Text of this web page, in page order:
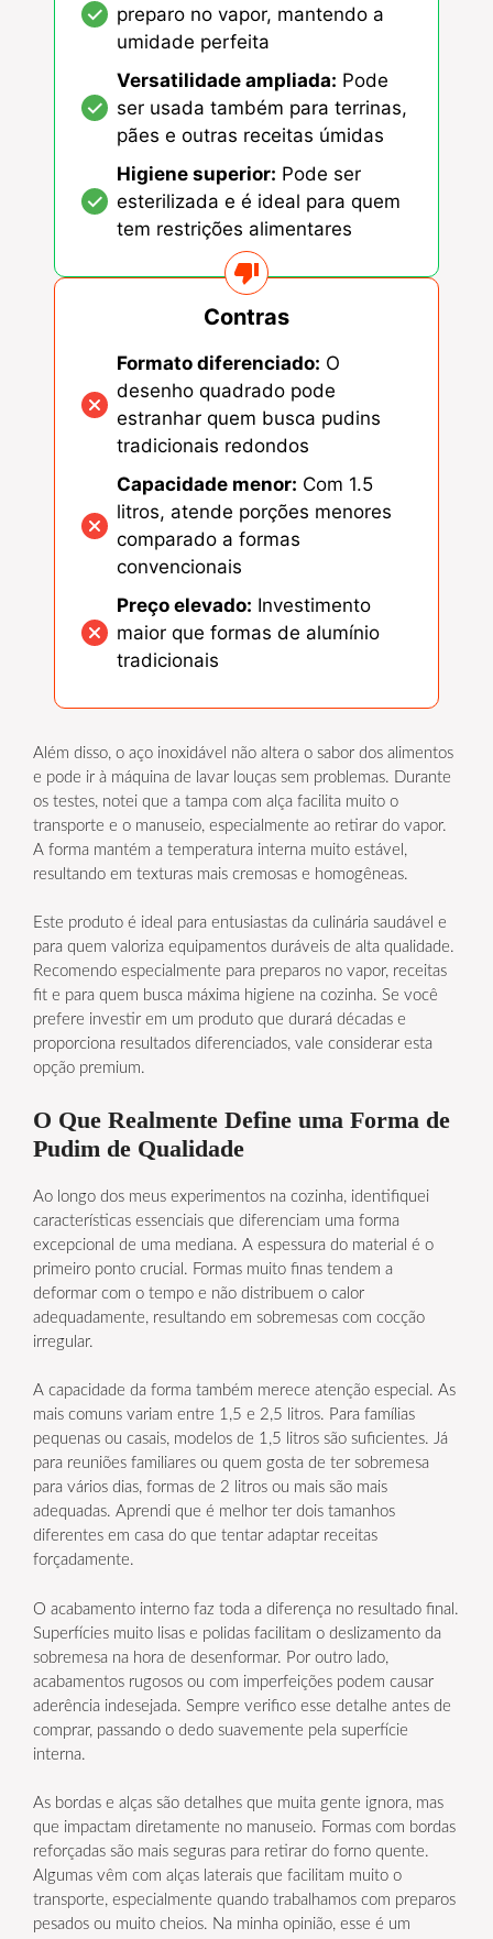
preparo no vapor, mantendo a
umidade perfeita
Versatilidade ampliada: Pode
ser usada também para terrinas,
pães e outras receitas úmidas
Higiene superior: Pode ser
esterilizada e é ideal para quem
tem restrições alimentares
Contras
Formato diferenciado: O
desenho quadrado pode
estranhar quem busca pudins
tradicionais redondos
Capacidade menor: Com 1.5
litros, atende porções menores
comparado a formas
convencionais
Preço elevado: Investimento
maior que formas de alumínio
tradicionais
Além disso, o aço inoxidável não altera o sabor dos alimentos
e pode ir à máquina de lavar louças sem problemas. Durante
os testes, notei que a tampa com alça facilita muito o
transporte e o manuseio, especialmente ao retirar do vapor.
A forma mantém a temperatura interna muito estável,
resultando em texturas mais cremosas e homogêneas.
Este produto é ideal para entusiastas da culinária saudável e
para quem valoriza equipamentos duráveis de alta qualidade.
Recomendo especialmente para preparos no vapor, receitas
fit e para quem busca máxima higiene na cozinha. Se você
prefere investir em um produto que durará décadas e
proporciona resultados diferenciados, vale considerar esta
opção premium.
O Que Realmente Define uma Forma de
Pudim de Qualidade
Ao longo dos meus experimentos na cozinha, identifiquei
características essenciais que diferenciam uma forma
excepcional de uma mediana. A espessura do material é o
primeiro ponto crucial. Formas muito finas tendem a
deformar com o tempo e não distribuem o calor
adequadamente, resultando em sobremesas com cocção
irregular.
A capacidade da forma também merece atenção especial. As
mais comuns variam entre 1,5 e 2,5 litros. Para famílias
pequenas ou casais, modelos de 1,5 litros são suficientes. Já
para reuniões familiares ou quem gosta de ter sobremesa
para vários dias, formas de 2 litros ou mais são mais
adequadas. Aprendi que é melhor ter dois tamanhos
diferentes em casa do que tentar adaptar receitas
forçadamente.
O acabamento interno faz toda a diferença no resultado final.
Superfícies muito lisas e polidas facilitam o deslizamento da
sobremesa na hora de desenformar. Por outro lado,
acabamentos rugosos ou com imperfeições podem causar
aderência indesejada. Sempre verifico esse detalhe antes de
comprar, passando o dedo suavemente pela superfície
interna.
As bordas e alças são detalhes que muita gente ignora, mas
que impactam diretamente no manuseio. Formas com bordas
reforçadas são mais seguras para retirar do forno quente.
Algumas vêm com alças laterais que facilitam muito o
transporte, especialmente quando trabalhamos com preparos
pesados ou muito cheios. Na minha opinião, esse é um